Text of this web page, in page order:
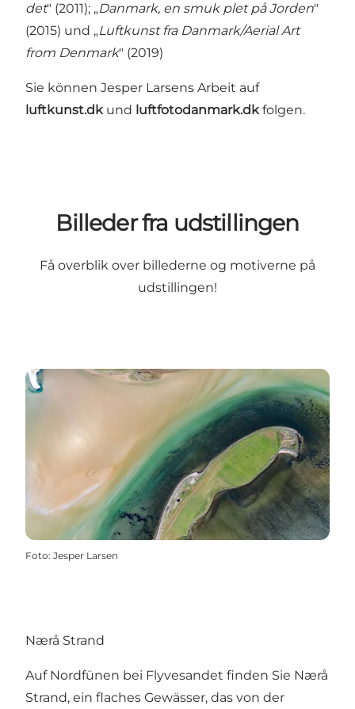
det" (2011); „Danmark, en smuk plet på Jorden"
(2015) und „Luftkunst fra Danmark/Aerial Art
from Denmark" (2019)
Sie können Jesper Larsens Arbeit auf
luftkunst.dkund luftfotodanmark.dk folgen.
Billeder fra udstillingen
Få overblik over billederne og motiverne på
udstillingen!
Foto: Jesper Larsen
Nærå Strand
Auf Nordfünen bei Flyvesandet finden Sie Nærå
Strand, ein flaches Gewässer, das von der